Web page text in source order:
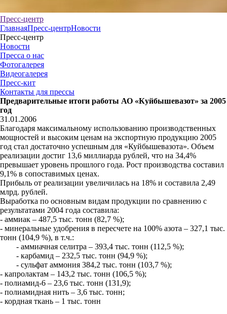
Пресс-центр
ГлавнаяПресс-центрНовости
Пресс-центр
Новости
Пресса о нас
Фотогалерея
Видеогалерея
Пресс-кит
Контакты для прессы
Предварительные итоги работы АО «Куйбышевазот» за 2005
год
31.01.2006
Благодаря максимальному использованию производственных
мощностей и высоким ценам на экспортную продукцию 2005
год стал достаточно успешным для «Куйбышевазота». Объем
реализации достиг 13,6 миллиарда рублей, что на 34,4%
превышает уровень прошлого года. Рост производства составил
9,1% в сопоставимых ценах.
Прибыль от реализации увеличилась на 18% и составила 2,49
млрд. рублей.
Выработка по основным видам продукции по сравнению с
результатами 2004 года составила:
- аммиак – 487,5 тыс. тонн (82,7 %);
- минеральные удобрения в пересчете на 100% азота – 327,1 тыс.
тонн (104,9 %), в т.ч.:
- аммиачная селитра – 393,4 тыс. тонн (112,5 %);
- карбамид – 232,5 тыс. тонн (94,9 %);
- сульфат аммония 384,2 тыс. тонн (103,7 %);
- капролактам – 143,2 тыс. тонн (106,5 %);
- полиамид-6 – 23,6 тыс. тонн (131,9);
- полиамидная нить – 3,6 тыс. тонн;
- кордная ткань – 1 тыс. тонн